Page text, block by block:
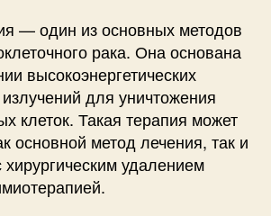
— один из основных методов
рака. Она основана
высокоэнергетических
для уничтожения
клеток. Такая терапия может
основной метод лечения, так и
удалением